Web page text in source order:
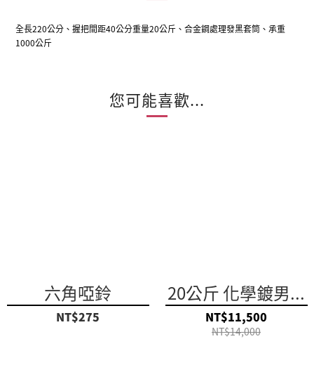
全長220公分、握把間距40公分重量20公斤、合金鋼處理發黑套筒、承重
1000公斤
您可能喜歡...
六角啞鈴
NT$275
20公斤 化學鍍男...
NT$11,500
NT$14,000